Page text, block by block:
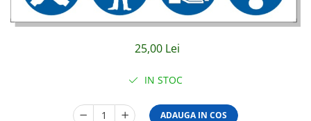
Sisteme afisaj
25,00 Lei
IN STOC
ADAUGA IN COS